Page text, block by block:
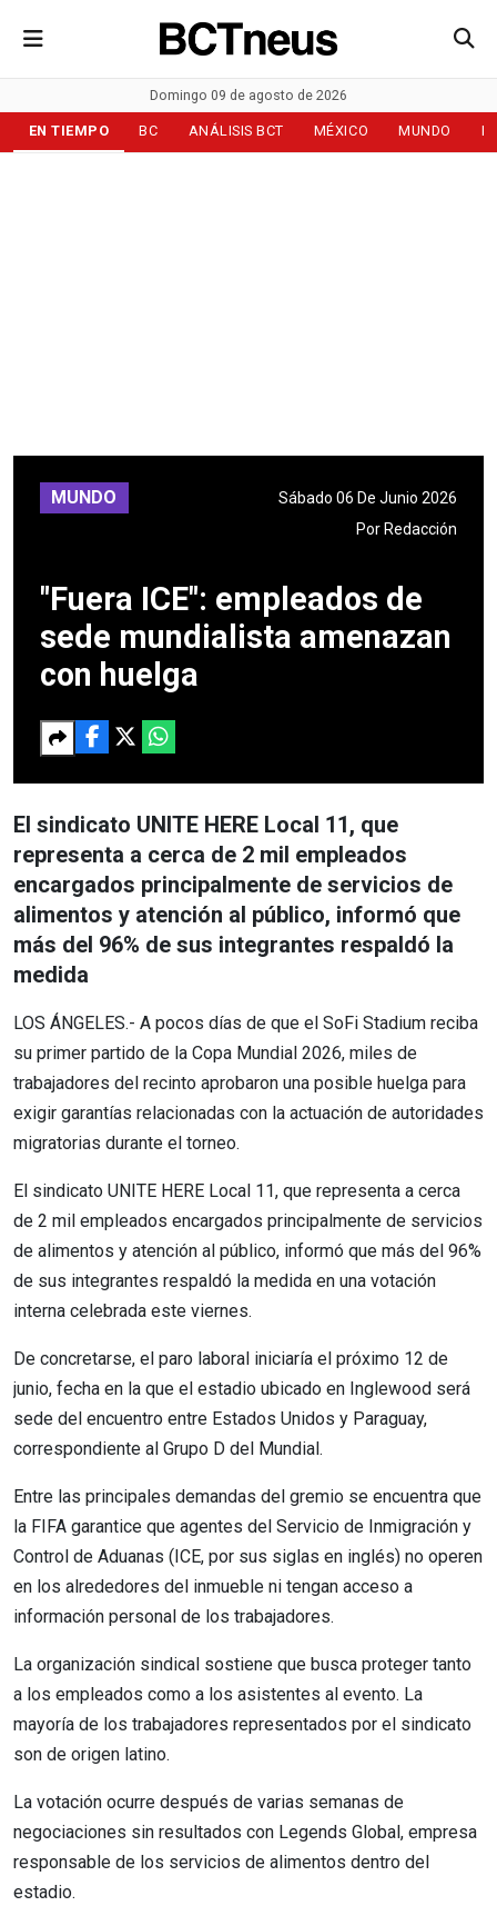
Domingo 09 de agosto de 2026
EN TIEMPO BC ANÁLISIS BCT MÉXICO MUNDO
MUNDO
Sábado 06 De Junio 2026
Por Redacción
"Fuera ICE": empleados de
sede mundialista amenazan
con huelga
El sindicato UNITE HERE Local 11, que
representa a cerca de 2 mil empleados
encargados principalmente de servicios de
alimentos y atención al público, informó que
más del 96% de sus integrantes respaldó la
medida
LOS ÁNGELES.- A pocos días de que el SoFi Stadium reciba
su primer partido de la Copa Mundial 2026, miles de
trabajadores del recinto aprobaron una posible huelga para
exigir garantías relacionadas con la actuación de autoridades
migratorias durante el torneo.
El sindicato UNITE HERE Local 11, que representa a cerca
de 2 mil empleados encargados principalmente de servicios
de alimentos y atención al público, informó que más del 96%
de sus integrantes respaldó la medida en una votación
interna celebrada este viernes.
De concretarse, el paro laboral iniciaría el próximo 12 de
junio, fecha en la que el estadio ubicado en Inglewood será
sede del encuentro entre Estados Unidos y Paraguay,
correspondiente al Grupo D del Mundial.
Entre las principales demandas del gremio se encuentra que
la FIFA garantice que agentes del Servicio de Inmigración y
Control de Aduanas (ICE, por sus siglas en inglés) no operen
en los alrededores del inmueble ni tengan acceso a
información personal de los trabajadores.
La organización sindical sostiene que busca proteger tanto
a los empleados como a los asistentes al evento. La
mayoría de los trabajadores representados por el sindicato
son de origen latino.
La votación ocurre después de varias semanas de
negociaciones sin resultados con Legends Global, empresa
responsable de los servicios de alimentos dentro del
estadio.